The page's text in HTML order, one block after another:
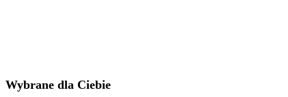
Wybrane dla Ciebie